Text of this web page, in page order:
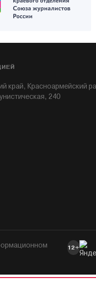
край, Красноармейский
240
12+